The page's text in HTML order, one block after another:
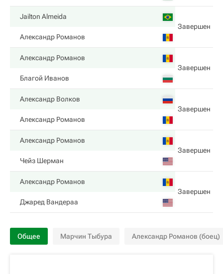
Jailton Almeida
Завершен
Александр Романов
Александр Романов
Завершен
Благой Иванов
Александр Волков
Завершен
Александр Романов
Александр Романов
Завершен
Чейз Шерман
Александр Романов
Завершен
Джаред Вандераа
Общее Марчин Тыбура Александр Романов (боец)